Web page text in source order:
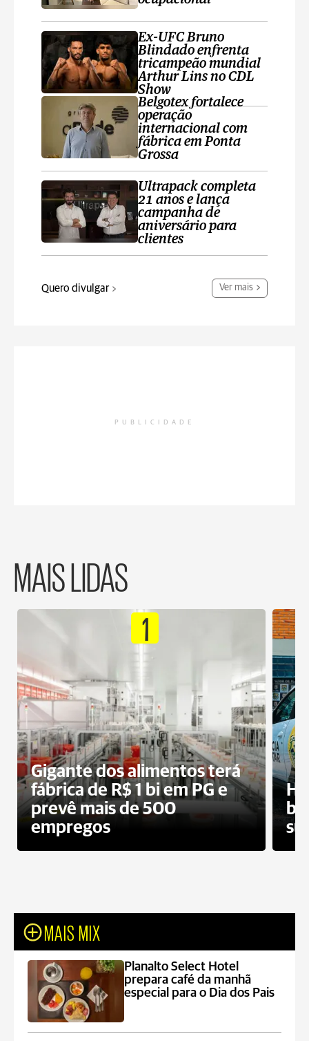
Ex-UFC Bruno
Blindado enfrenta
tricampeão mundial
Arthur Lins no CDL
Show
Belgotex fortalece
operação
internacional com
fábrica em Ponta
Grossa
Ultrapack completa
21 anos e lança
campanha de
aniversário para
clientes
Quero divulgar Ver mais
PUBLICIDADE
MAIS LIDAS
1
Gigante dos alimentos terá
fábrica de R$ 1 bi em PG e
prevê mais de 500
empregos
MAIS MIX
Planalto Select Hotel
prepara café da manhã
especial para o Dia dos Pais